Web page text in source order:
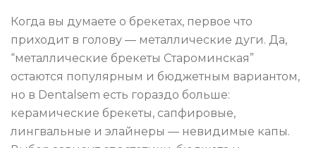
Когда вы думаете о брекетах, первое что
приходит в голову — металлические дуги. Да,
“металлические брекеты Староминская”
остаются популярным и бюджетным вариантом,
но в Dentalsem есть гораздо больше:
керамические брекеты, сапфировые,
лингвальные и элайнеры — невидимые капы.